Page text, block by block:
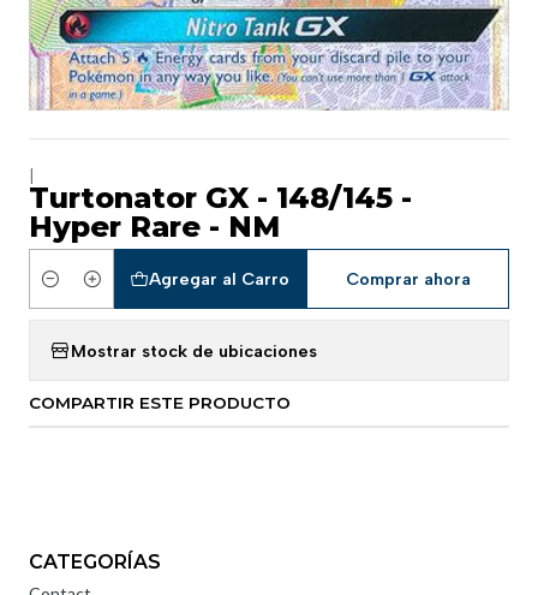
Turtonator GX - 148/145 -
Hyper Rare - NM
Cantidad
Agregar al Carro Comprar ahora
Mostrar stock de ubicaciones
COMPARTIR ESTE PRODUCTO
CATEGORÍAS